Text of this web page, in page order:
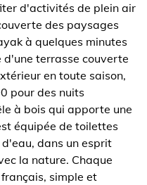
d'activités de plein air
des paysages
à quelques minutes
d'une terrasse couverte
en toute saison,
pour des nuits
à bois qui apporte une
équipée de toilettes
dans un esprit
la nature. Chaque
simple et